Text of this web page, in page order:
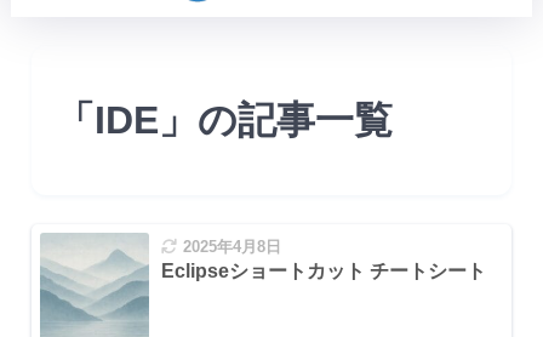
「IDE」の記事一覧
2025年4月8日
Eclipseショートカット チートシート